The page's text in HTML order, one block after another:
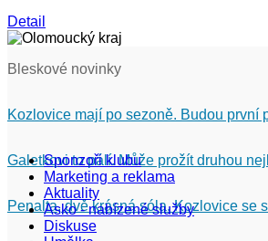
Detail
Bleskové novinky
Kozlovice mají po sezoně. Budou první
Galetkovi to pálí. Může prožít druhou
Penalta, dvě krásná sóla. Kozlovice se
Sponzoři klubu
Marketing a reklama
Aktuality
Asko - nabízené služby
Diskuse